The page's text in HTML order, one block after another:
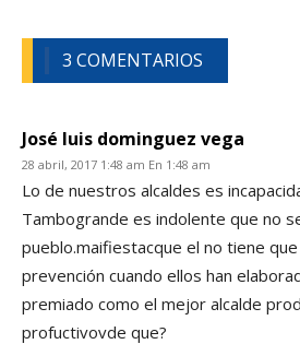
3 COMENTARIOS
José luis dominguez vega
28 abril, 2017 1:48 am En 1:48 am
Lo de nuestros alcaldes es
Tambogrande es indolente que no
pueblo.maifiestacque el no tiene
prevención cuando ellos han
premiado como el mejor alcalde
profuctivovde que?